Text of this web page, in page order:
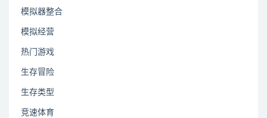
模拟器整合
模拟经营
热门游戏
生存冒险
生存类型
竞速体育